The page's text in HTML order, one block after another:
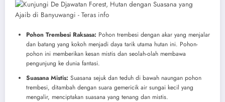
Pohon Trembesi Raksasa: Pohon trembesi dengan akar yang menjalar
dan batang yang kokoh menjadi daya tarik utama hutan ini. Pohon-
pohon ini memberikan kesan mistis dan seolah-olah membawa
pengunjung ke dunia fantasi.
Suasana Mistis: Suasana sejuk dan teduh di bawah naungan pohon
trembesi, ditambah dengan suara gemericik air sungai kecil yang
mengalir, menciptakan suasana yang tenang dan mistis.